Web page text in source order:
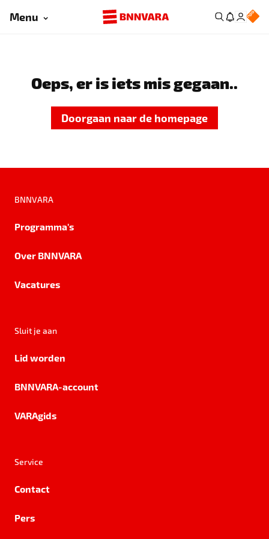
Menu
Oeps, er is iets mis gegaan..
Doorgaan naar de homepage
BNNVARA
Programma's
Over BNNVARA
Vacatures
Sluit je aan
Lid worden
BNNVARA-account
VARAgids
Service
Contact
Pers